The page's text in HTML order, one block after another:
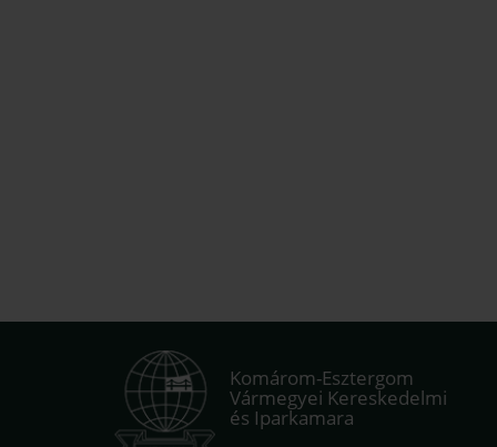
Komárom-Esztergom
Vármegyei Kereskedelmi
és Iparkamara